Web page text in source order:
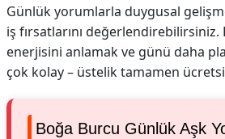
Günlük yorumlarla duygusal
iş fırsatlarını
enerjisini anlamak ve günü daha
çok kolay – üstelik tamamen
Boğa Burcu Günlük Aşk